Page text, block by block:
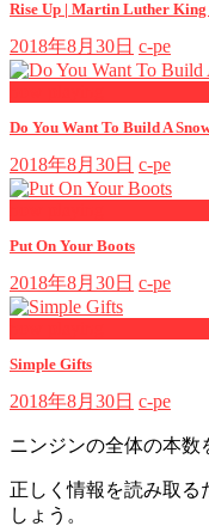
Rise Up | Martin Luther King
2018年8月30日 c-pe
Do You Want To Build A
2018年8月30日 c-pe
Put On Your Boots
2018年8月30日 c-pe
Simple Gifts
2018年8月30日 c-pe
ニンジンの全体の本数
正しく情報を読み取る
しょう。